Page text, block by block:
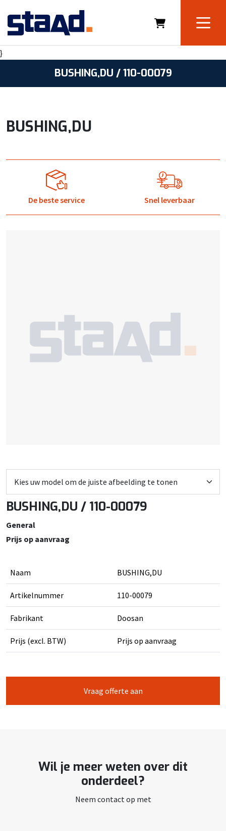
}
BUSHING,DU / 110-00079
BUSHING,DU
De beste service Snel leverbaar
BUSHING,DU / 110-00079
General
Prijs op aanvraag
Naam BUSHING,DU
Artikelnummer 110-00079
Fabrikant Doosan
Prijs (excl. BTW) Prijs op aanvraag
Vraag offerte aan
Wil je meer weten over dit
onderdeel?
Neem contact op met